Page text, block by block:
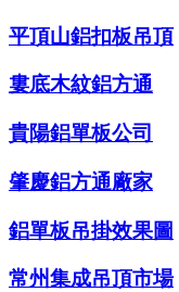
平頂山鋁扣板吊頂
婁底木紋鋁方通
貴陽鋁單板公司
肇慶鋁方通廠家
鋁單板吊掛效果圖
常州集成吊頂市場